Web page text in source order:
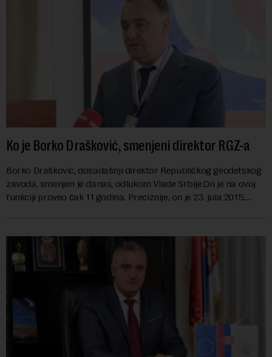
Ko je Borko Drašković, smenjeni direktor RGZ-a
Borko Drašković, dosadašnji direktor Republičkog geodetskog
zavoda, smenjen je danas, odlukom Vlade Srbije.On je na ovoj
funkciji proveo čak 11 godina. Preciznije, on je 23. jula 2015.